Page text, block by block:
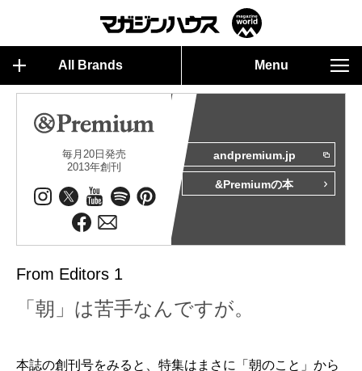
All Brands Menu
毎月20日発売
2013年創刊
andpremium.jp
&Premiumの本
From Editors 1
「朝」は苦手なんですが。
本誌の創刊号をみると、特集はまさに「朝のこと」から